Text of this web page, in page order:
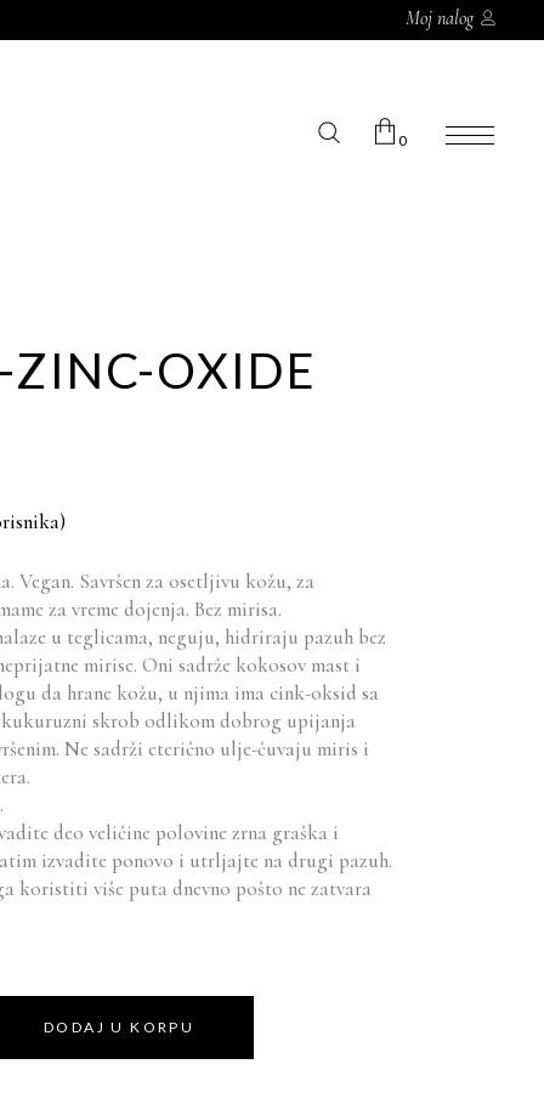
Moj nalog
0
OXIDE
Vegan. Savršen za osetljivu kožu, za
za vreme dojenja. Bez mirisa.
u teglicama, neguju, hidriraju pazuh bez
mirise. Oni sadrže kokosov mast i
da hrane kožu, u njima ima cink-oksid sa
skrob odlikom dobrog upijanja
Ne sadrži eterično ulje-čuvaju miris i
deo veličine polovine zrna graška i
izvadite ponovo i utrljajte na drugi pazuh.
koristiti više puta dnevno pošto ne zatvara
DODAJ U KORPU